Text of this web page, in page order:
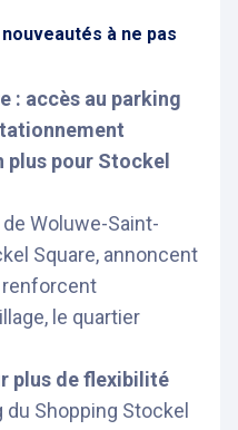
à ne pas
: accès au parking
plus pour Stockel
Woluwe-Saint-
Square, annoncent
le quartier
plus de flexibilité
Shopping Stockel